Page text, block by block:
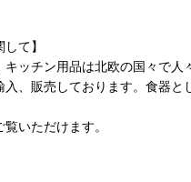
て】
ッチン用品は北欧の国々で
、販売しております。食器
いただけます。